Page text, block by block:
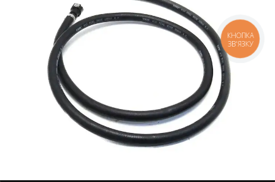
КНОПКА
ЗВ'ЯЗКУ